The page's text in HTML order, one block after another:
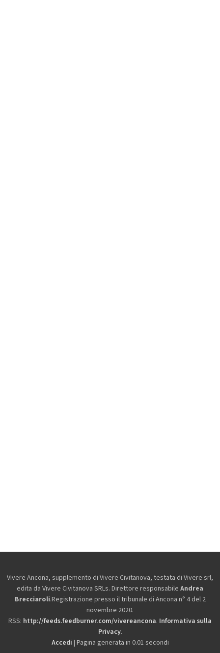
Vivere Ancona, supplemento di Vivere Civitanova, testata di Vivere srl,
edita da Vivere Civitanova SRLs. Direttore responsabile Andrea
Brecciaroli.Registrazione presso il tribunale di Ancona n° 4 del 2
novembre 2020.
RSS: http://feeds.feedburner.com/vivereancona. Informativa sulla
Privacy.
Accedi | Pagina generata in 0.01 secondi